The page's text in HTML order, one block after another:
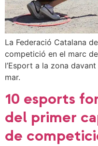
La Federació Catalana
competició en el marc
l’Esport a la zona
mar.
10 esports
del primer
de